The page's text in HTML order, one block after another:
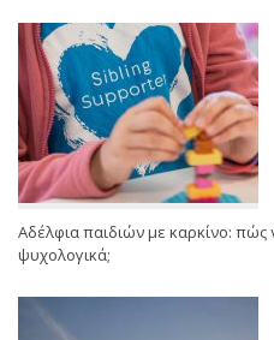
Αδέλφια παιδιών με καρκίνο: πώς
ψυχολογικά;